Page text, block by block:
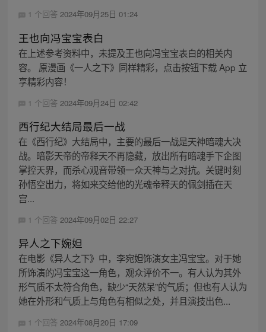
1 个回答 2024年09月25日 01:24
王也向冯宝宝表白
在上述参考资料中，未提及王也向冯宝宝表白的相关内
容。 原漫画《一人之下》同样精彩，点击按钮下载 App 立
享精彩内容！
1 个回答 2024年09月24日 02:42
西行纪大结局最后一战
在《西行纪》大结局中，主要的最后一战是天神暗魂大决
战。暗影天帝的帝释天不再隐藏，放出所有暗魂手下企图
掌控天界，而杀心观音带领一众天神与之对抗。关键时刻
孙悟空出力，将如来交给他的光魂帝释天的佩剑插在天
宫...
1 个回答 2024年09月02日 22:27
异人之下婉妲
在电影《异人之下》中，李宛妲饰演女主冯宝宝。对于她
所饰演的冯宝宝这一角色，观众评价不一。有人认为其外
形气质不太符合角色，缺少“天然呆”的气质；但也有人认为
她在外形和气质上与角色有相似之处，并且演技出色...
1 个回答 2024年08月20日 17:09